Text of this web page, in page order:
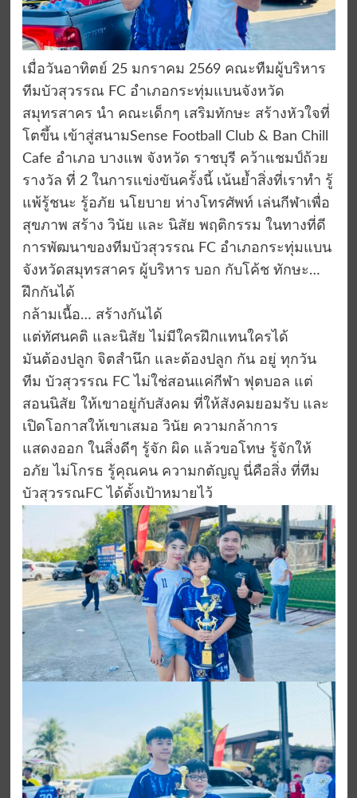
เมื่อวันอาทิตย์ 25 มกราคม 2569 คณะทืมผู้บริหาร
ทีมบัวสุวรรณ FC อำเภอกระทุ่มแบนจังหวัด
สมุทรสาคร นำ คณะเด็กๆ เสริมทักษะ สร้างหัวใจที่
โตขึ้น เข้าสู่สนามSense Football Club & Ban Chill
Cafe อำเภอ บางแพ จังหวัด ราชบุรี คว้าแชมป์ถ้วย
รางวัล ที่ 2 ในการแข่งขันครั้งนี้ เน้นย้ำสิ่งที่เราทำ รู้
แพ้รู้ชนะ รู้อภัย นโยบาย ห่างโทรศัพท์ เล่นกีฬาเพื่อ
สุขภาพ สร้าง วินัย และ นิสัย พฤติกรรม ในทางที่ดี
การพัฒนาของทีมบัวสุวรรณ FC อำเภอกระทุ่มแบน
จังหวัดสมุทรสาคร ผู้บริหาร บอก กับโค้ช ทักษะ…
ฝึกกันได้
กล้ามเนื้อ… สร้างกันได้
แต่ทัศนคติ และนิสัย ไม่มีใครฝึกแทนใครได้
มันต้องปลูก จิตสำนึก และต้องปลูก กัน อยู่ ทุกวัน
ทีม บัวสุวรรณ FC ไม่ใช่สอนแค่กีฬา ฟุตบอล แต่
สอนนิสัย ให้เขาอยู่กับสังคม ที่ให้สังคมยอมรับ และ
เปิดโอกาสให้เขาเสมอ วินัย ความกล้าการ
แสดงออก ในสิ่งดีๆ รู้จัก ผิด แล้วขอโทษ รู้จักให้
อภัย ไม่โกรธ รู้คุณคน ความกตัญญู นี่คือสิ่ง ที่ทีม
บัวสุวรรณFC ได้ตั้งเป้าหมายไว้